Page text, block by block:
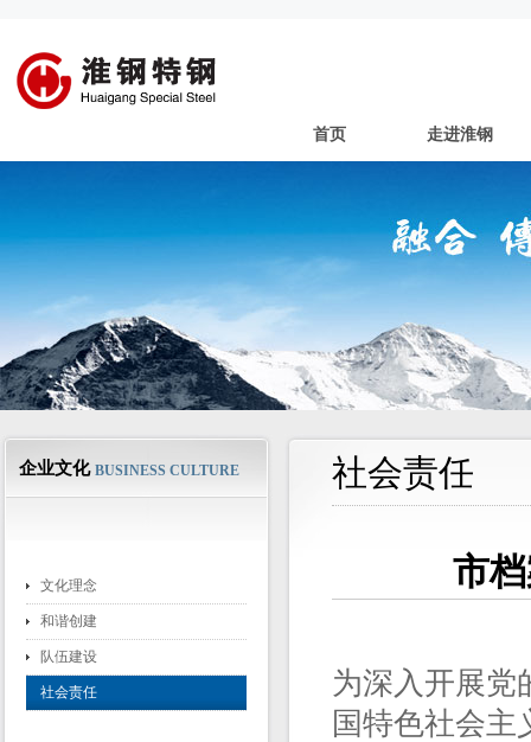
首页 走进淮钢
企业文化 BUSINESS CULTURE
文化理念
和谐创建
队伍建设
社会责任
社会责任
市
为深入开展党
国特色社会主